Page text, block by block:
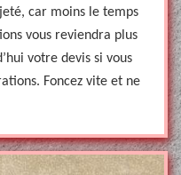
car moins le temps
vous reviendra plus
votre devis si vous
Foncez vite et ne